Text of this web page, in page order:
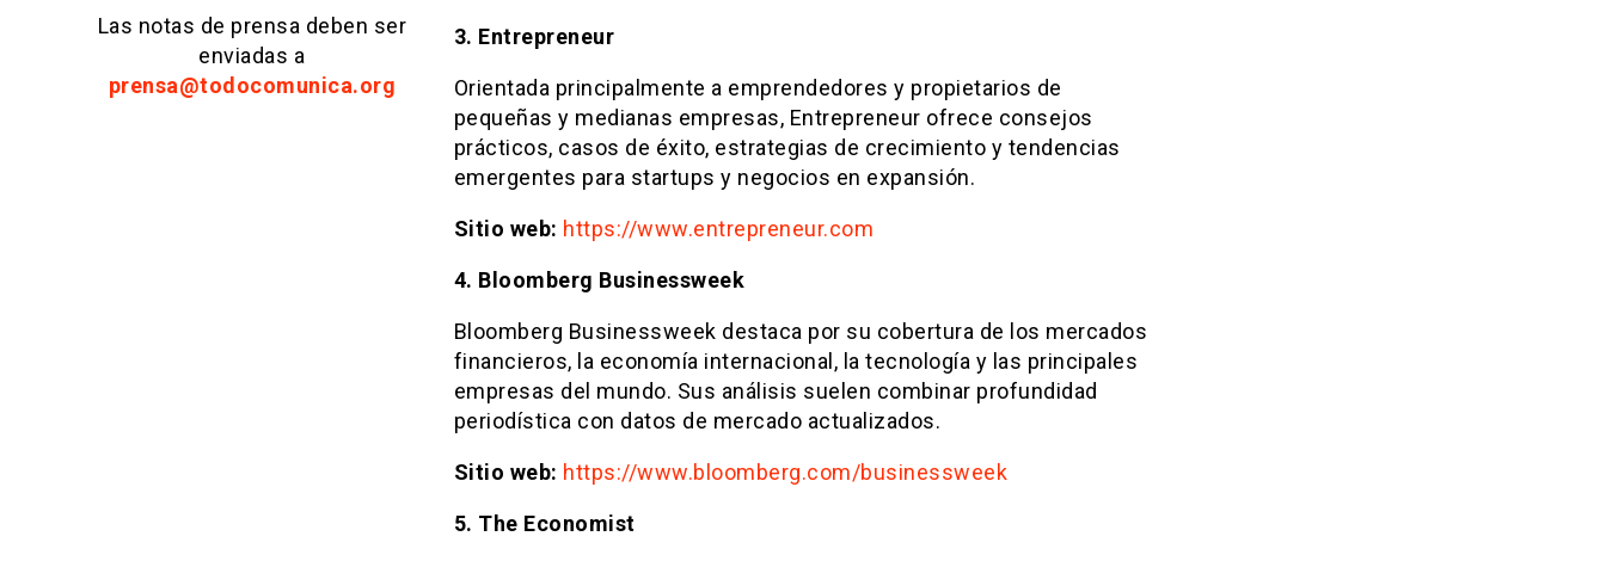
3. Entrepreneur
Orientada principalmente a emprendedores y propietarios de
pequeñas y medianas empresas, Entrepreneur ofrece consejos
prácticos, casos de éxito, estrategias de crecimiento y tendencias
emergentes para startups y negocios en expansión.
Sitio web: https://www.entrepreneur.com
4. Bloomberg Businessweek
Bloomberg Businessweek destaca por su cobertura de los mercados
financieros, la economía internacional, la tecnología y las principales
empresas del mundo. Sus análisis suelen combinar profundidad
periodística con datos de mercado actualizados.
Sitio web: https://www.bloomberg.com/businessweek
5. The Economist
Las notas de prensa deben ser
enviadas a
prensa@todocomunica.org